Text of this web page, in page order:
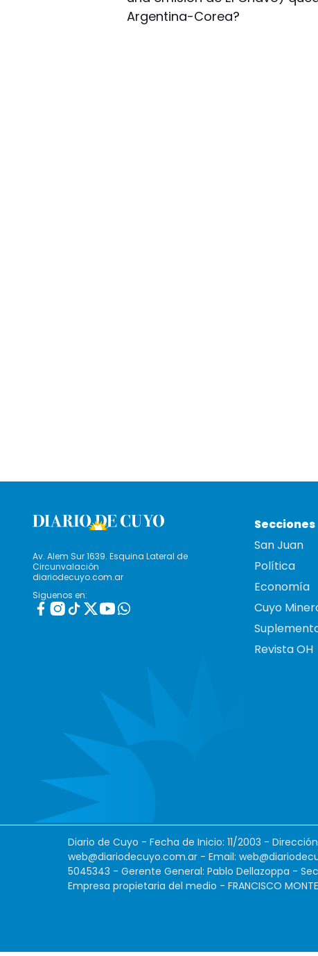
Argentina-Corea?
Av. Alem Sur 1639. Esquina Lateral de
Circunvalación
diariodecuyo.com.ar
Siguenos en:
Secciones
San Juan
Política
Economía
Cuyo
Revista OH
Diario de Cuyo - Fecha de Inicio: 11/2003 -
web@diariodecuyo.com.ar - Email:
5045343 - Gerente General: Pablo Dellazoppa -
Empresa propietaria del medio - FRANCISCO